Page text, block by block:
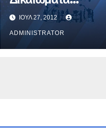
εργαζομένων στους
τόπους εργασίας.
ΙΟΎΛ 27, 2012
ADMINISTRATOR